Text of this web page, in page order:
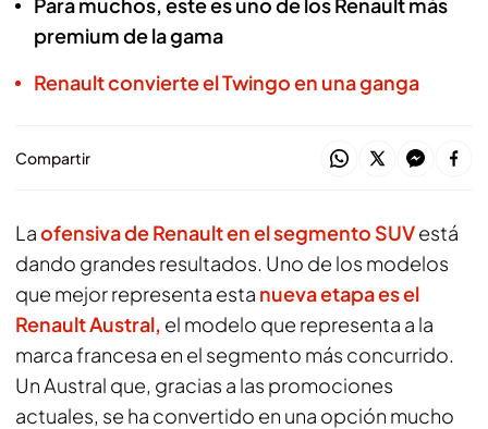
premium de la gama
Renault convierte el Twingo en una ganga
Compartir
Laofensiva de Renault en el segmento SUVestá
dando grandes resultados. Uno de los modelos
que mejor representa esta nueva etapa es el
Renault Austral, el modelo que representa a la
marca francesa en el segmento más concurrido.
Un Austral que, gracias a las promociones
actuales, se ha convertido en una opción mucho